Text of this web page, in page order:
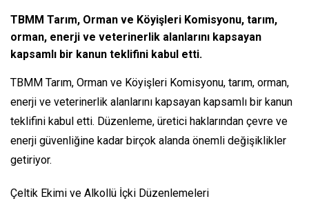
TBMM Tarım, Orman ve Köyişleri Komisyonu, tarım,
orman, enerji ve veterinerlik alanlarını kapsayan
kapsamlı bir kanun teklifini kabul etti.
TBMM Tarım, Orman ve Köyişleri Komisyonu, tarım, orman,
enerji ve veterinerlik alanlarını kapsayan kapsamlı bir kanun
teklifini kabul etti. Düzenleme, üretici haklarından çevre ve
enerji güvenliğine kadar birçok alanda önemli değişiklikler
getiriyor.
Çeltik Ekimi ve Alkollü İçki Düzenlemeleri